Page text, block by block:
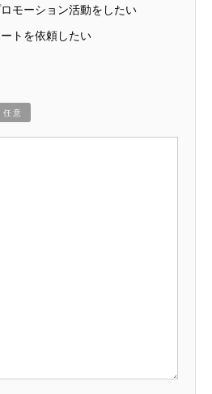
モーション活動をしたい
トを依頼したい
任意